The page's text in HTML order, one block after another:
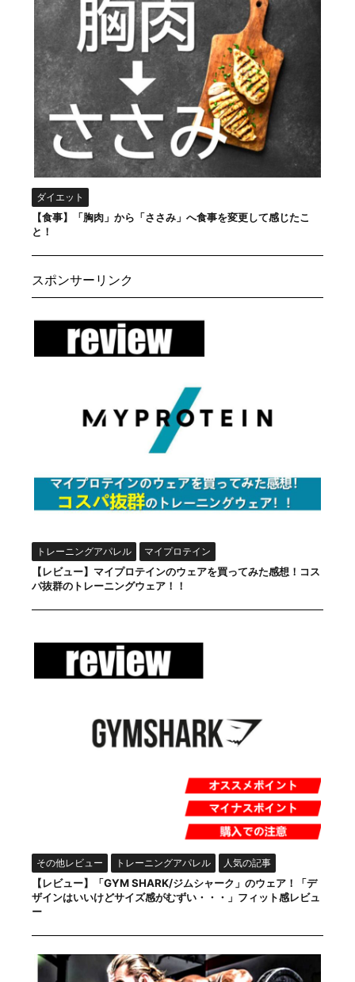
ダイエット
【食事】「胸肉」から「ささみ」へ食事を変更して感じたこ
と！
スポンサーリンク
トレーニングアパレル マイプロテイン
【レビュー】マイプロテインのウェアを買ってみた感想！コス
パ抜群のトレーニングウェア！！
その他レビュー トレーニングアパレル 人気の記事
【レビュー】「GYM SHARK/ジムシャーク」のウェア！「デ
ザインはいいけどサイズ感がむずい・・・」フィット感レビュ
ー